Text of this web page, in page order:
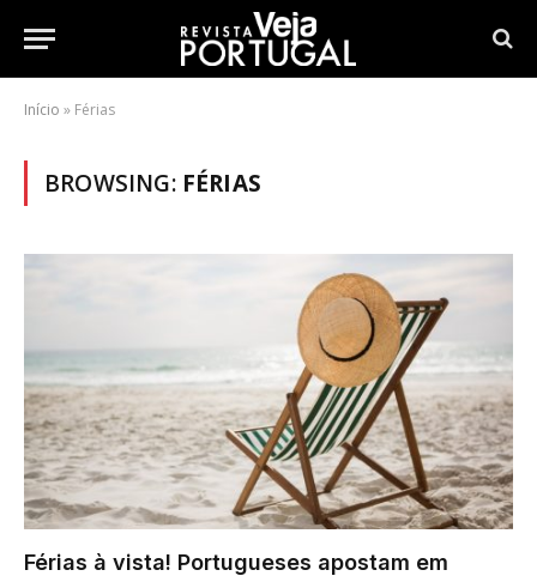
Início » Férias
BROWSING: FÉRIAS
Férias à vista! Portugueses apostam em